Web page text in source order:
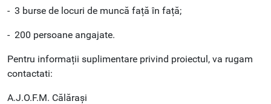
- 3 burse de locuri de muncă față în față;
- 200 persoane angajate.
Pentru informații suplimentare privind proiectul, va rugam
contactati:
A.J.O.F.M. Călărași